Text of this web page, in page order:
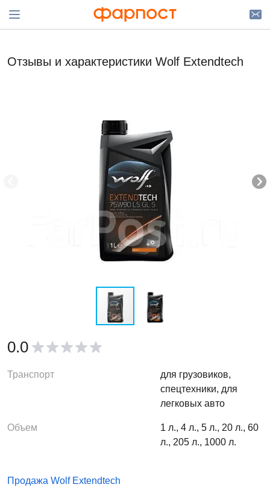
Отзывы и характеристики Wolf Extendtech
0.0
Транспорт
для грузовиков,
спецтехники, для
легковых авто
Объем
1 л., 4 л., 5 л., 20 л., 60
л., 205 л., 1000 л.
Продажа Wolf Extendtech